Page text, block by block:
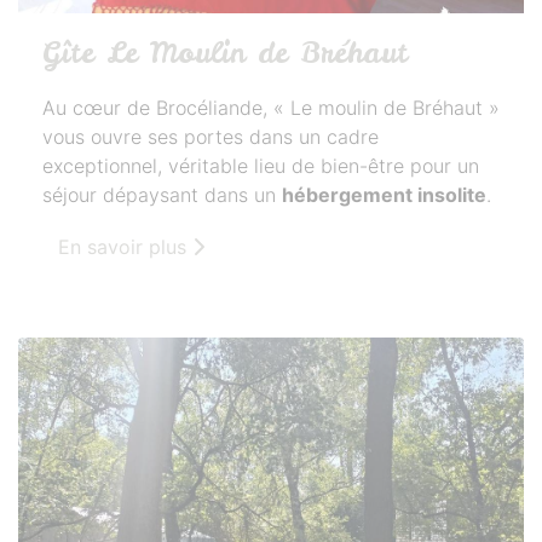
Gîte Le Moulin de Bréhaut
Au cœur de Brocéliande, « Le moulin de Bréhaut »
vous ouvre ses portes dans un cadre
exceptionnel, véritable lieu de bien-être pour un
séjour dépaysant dans un hébergement insolite.
En savoir plus